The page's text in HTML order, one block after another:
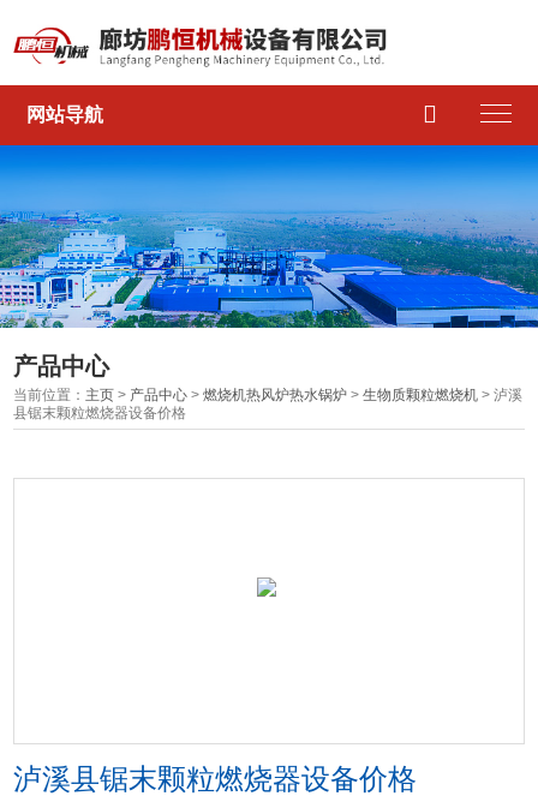
网站导航 
产品中心
当前位置： 主页 > 产品中心 >燃烧机热风炉热水锅炉 >生物质颗粒燃烧机 > 泸溪
县锯末颗粒燃烧器设备价格
泸溪县锯末颗粒燃烧器设备价格